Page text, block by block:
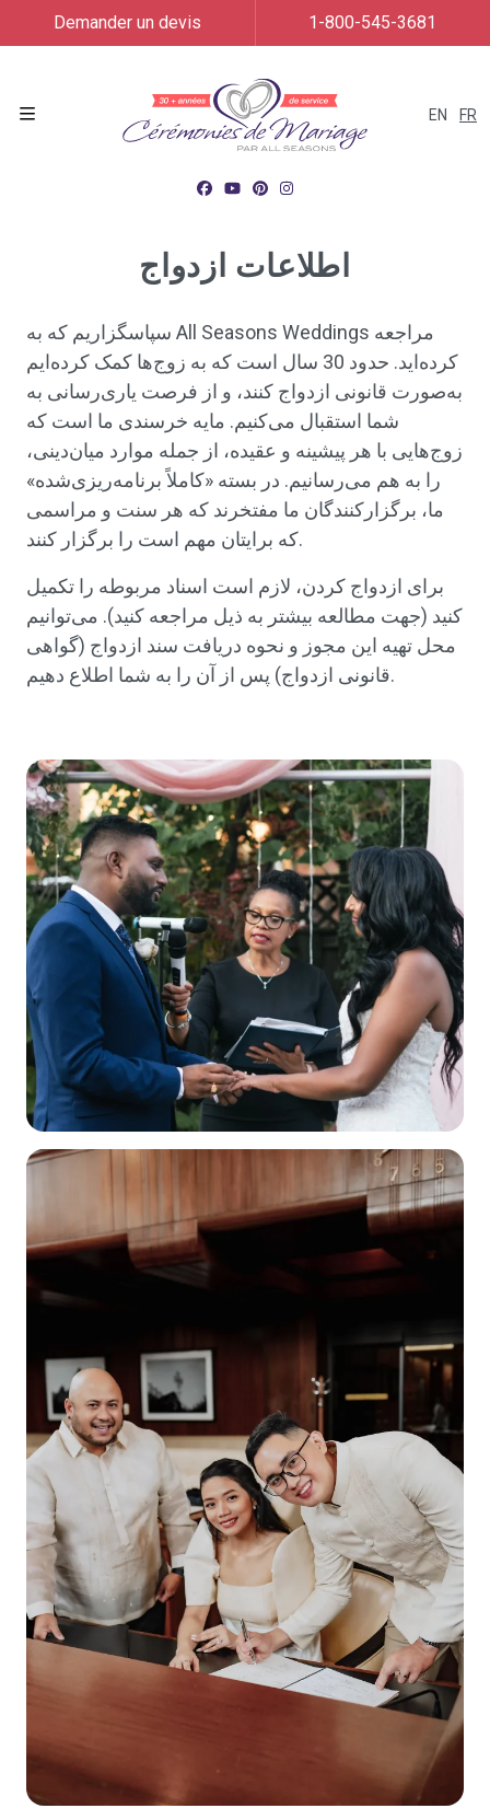
EN FR
Demander un devis 1-800-545-3681
اطلاعات ازدواج
سپاسگزاریم که به All Seasons Weddings مراجعه
کرده‌اید. حدود 30 سال است که به زوج‌ها کمک کرده‌ایم
به‌صورت قانونی ازدواج کنند، و از فرصت یاری‌رسانی به
شما استقبال می‌کنیم. مایه خرسندی ما است که
زوج‌هایی با هر پیشینه و عقیده، از جمله موارد میان‌دینی،
را به هم می‌رسانیم. در بسته «کاملاً برنامه‌ریزی‌شده»
ما، برگزارکنندگان ما مفتخرند که هر سنت و مراسمی
که برایتان مهم است را برگزار کنند.
برای ازدواج کردن، لازم است اسناد مربوطه را تکمیل
کنید (جهت مطالعه بیشتر به ذیل مراجعه کنید). می‌توانیم
محل تهیه این مجوز و نحوه دریافت سند ازدواج (گواهی
قانونی ازدواج) پس از آن را به شما اطلاع دهیم.